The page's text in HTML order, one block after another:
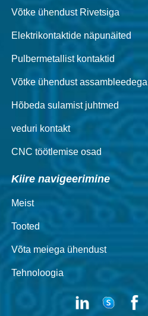
Võtke ühendust Rivetsiga
Elektrikontaktide näpunäited
Pulbermetallist kontaktid
Võtke ühendust assambleedega
Hõbeda sulamist juhtmed
veduri kontakt
CNC töötlemise osad
Kiire navigeerimine
Meist
Tooted
Võta meiega ühendust
Tehnoloogia